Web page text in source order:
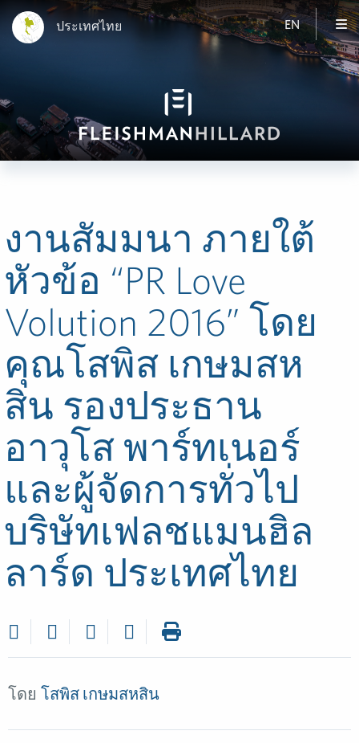
ประเทศไทย EN
งานสัมมนา ภายใต้
หัวข้อ “PR Love
Volution 2016” โดย
คุณโสพิส เกษมสห
สิน รองประธาน
อาวุโส พาร์ทเนอร์
และผู้จัดการทั่วไป
บริษัทเฟลชแมนฮิล
ลาร์ด ประเทศไทย
โดย โสพิส เกษมสหสิน